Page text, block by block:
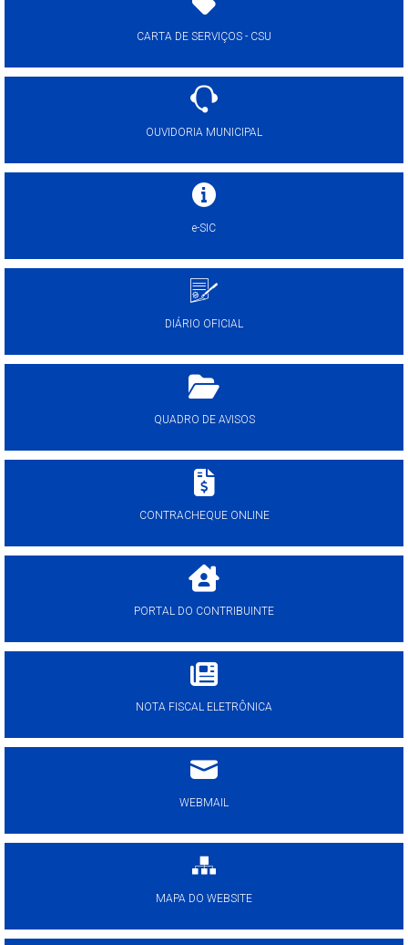
CARTA DE SERVIÇOS - CSU
OUVIDORIA MUNICIPAL
e-SIC
DIÁRIO OFICIAL
QUADRO DE AVISOS
CONTRACHEQUE ONLINE
PORTAL DO CONTRIBUINTE
NOTA FISCAL ELETRÔNICA
WEBMAIL
MAPA DO WEBSITE